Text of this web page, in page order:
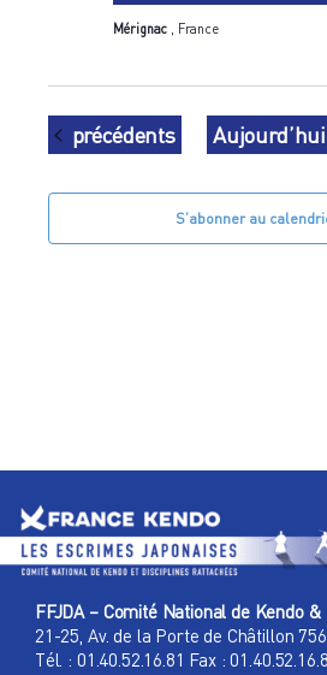
Mérignac , France
Évènements
précédents Aujourd’hui
S’abonner au
FFJDA – Comité National de Kendo &
21-25, Av. de la Porte de Châtillon
Tél. : 01.40.52.16.81 Fax :